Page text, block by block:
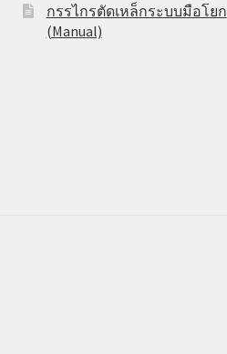
กรรไกรตัดเหล็กระบบมือโยก
(Manual)